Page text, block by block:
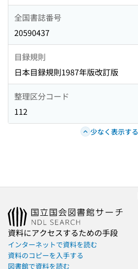
全国書誌番号
20590437
目録規則
日本目録規則1987年版改訂版
整理区分コード
112
少なく表示する
資料にアクセスするための手段
インターネットで資料を読む
資料のコピーを入手する
図書館で資料を読む